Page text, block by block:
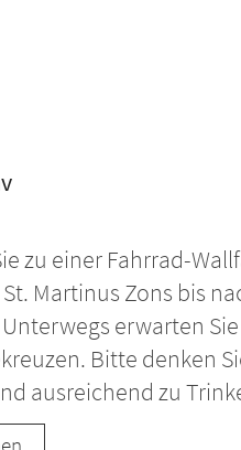
zu einer Fahrrad-
Martinus Zons bis
erwarten
Bitte denken
ausreichend zu